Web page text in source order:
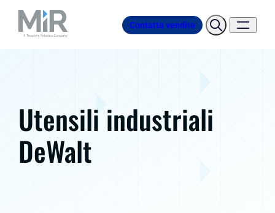
Contatta vendite
Utensili industriali
DeWalt